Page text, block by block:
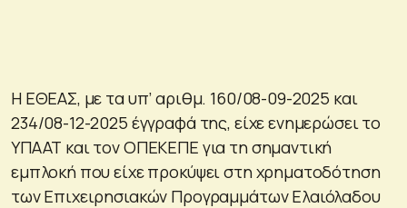
Η ΕΘΕΑΣ, με τα υπ’ αριθμ. 160/08-09-2025 και
234/08-12-2025 έγγραφά της, είχε ενημερώσει το
ΥΠΑΑΤ και τον ΟΠΕΚΕΠΕ για τη σημαντική
εμπλοκή που είχε προκύψει στη χρηματοδότηση
των Επιχειρησιακών Προγραμμάτων Ελαιόλαδου